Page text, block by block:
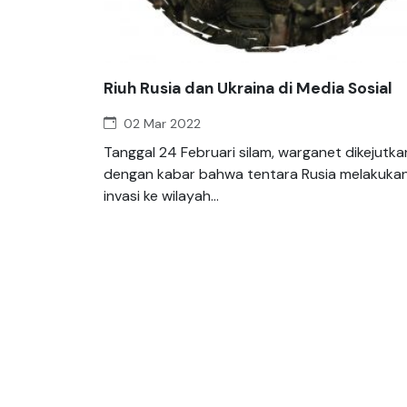
Riuh Rusia dan Ukraina di Media Sosial
02 Mar 2022
Tanggal 24 Februari silam, warganet
dengan kabar bahwa tentara Rusia
invasi ke wilayah...